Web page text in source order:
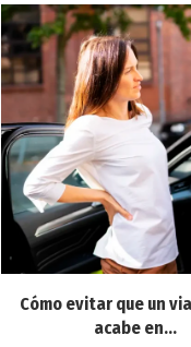
Cómo evitar que un
acabe en...